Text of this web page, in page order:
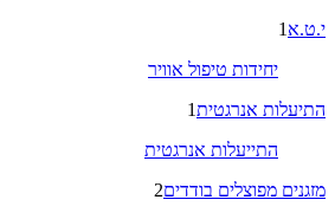
י.ט.א 1
יחידות טיפול אוויר
התיעלות אנרגטית1
התייעלות אנרגטית
מזגנים מפוצלים בודדים2